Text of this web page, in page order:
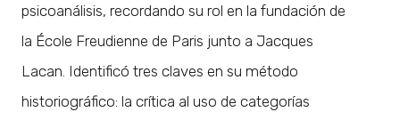
psicoanálisis, recordando su rol en la fundación de
la École Freudienne de Paris junto a Jacques
Lacan. Identificó tres claves en su método
historiográfico: la crítica al uso de categorías